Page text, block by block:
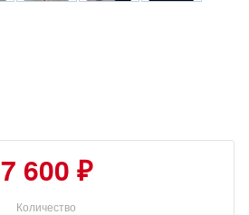
7 600 ₽
Количество